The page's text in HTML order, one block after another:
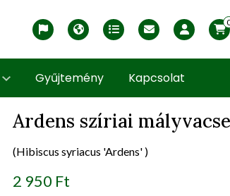
English versionTélállósági zónák
Nyomtatható ABCProfilom
Gyűjtemény Kapcsolat
product view
Ardens szíriai
(Hibiscus syriacus 'Ardens' )
2 950 Ft